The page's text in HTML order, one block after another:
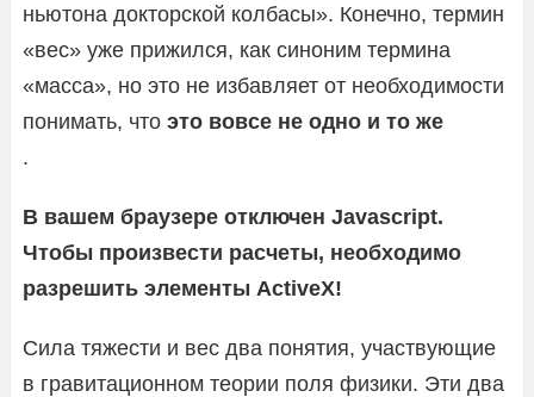
ньютона докторской колбасы». Конечно, термин
«вес» уже прижился, как синоним термина
«масса», но это не избавляет от необходимости
понимать, что это вовсе не одно и то же
.
В вашем браузере отключен Javascript.
Чтобы произвести расчеты, необходимо
разрешить элементы ActiveX!
Сила тяжести и вес два понятия, участвующие
в гравитационном теории поля физики. Эти два